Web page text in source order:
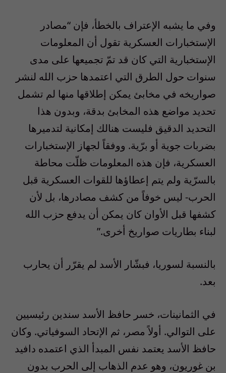
وفي ما يشبه الإعتراف بالخطأ، فإن “مصادر
الإستخبارات العسكرية تقول أن المعلومات
الإستخبارية التي كان قد تمّ تجميعها على مدى
سنوات حول الطرق التي اعتمدها حزب الله لنشر
صواريخه في مخابئ يمكن إطلاقها منها لم تشمل
تحديد مواضع هذه المخابئ بدقة، وبدون هذا
التحديد الدقيق فليست هنالك إمكانية لتدميرها
بضربات جوية أو برّية. ووفقاً لجهاز الإستخبارات
العسكرية، فإن هذه المعلومات ظلّت محاطة
بالسرّية ولم يتم إعطاؤها للقوات العسكرية قبل
الحرب- ليس خوفاً من كشف مصادرها، بل لأن
كشفها قبل الأوان كان يمكن أن يدفع حزب الله
لبناء بطاريات صواريخ أخرى.”
بالنسبة لسوريا، فبشّار الأسد لم يقرّر أن يحارب
بعد.
في الثمانينات، خسر حافظ الأسد سندين رئيسيين
على التوالي. أولاً مصر، ثم الإتحاد السوفياتي. وكان
حافظ الأسد يعتمد نفس المبدأ الذي اعتمده دافيد
بن غوريون، وهو عدم الذهاب إلى الحرب بدون